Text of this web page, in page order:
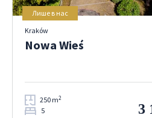
Лише в нас
Kraków
Nowa Wieś
250 m2
5 3